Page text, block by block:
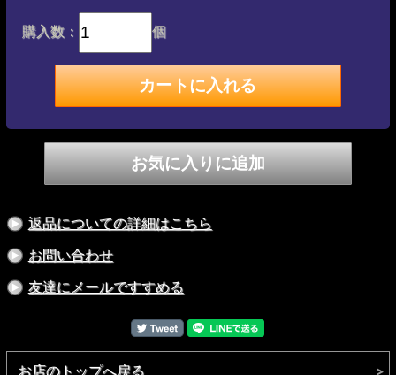
購入数： 個
返品についての詳細はこちら
お問い合わせ
友達にメールですすめる
お店のトップへ戻る